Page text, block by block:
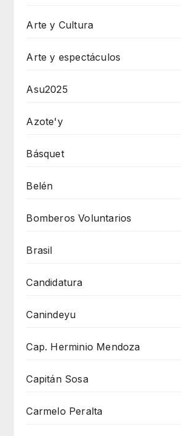
Arte y Cultura
Arte y espectáculos
Asu2025
Azote'y
Básquet
Belén
Bomberos Voluntarios
Brasil
Candidatura
Canindeyu
Cap. Herminio Mendoza
Capitán Sosa
Carmelo Peralta